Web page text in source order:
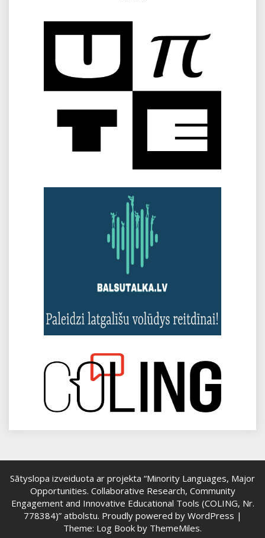
Sātyslopa izveiduota ar projekta “Minority Languages, Major
Opportunities. Collaborative Research, Community
Engagement and Innovative Educational Tools (COLING, Nr.
778384)” atbolstu. Proudly powered by WordPress |
Theme: Log Book by ThemeMiles.